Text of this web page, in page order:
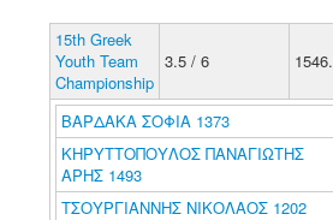
15th Greek
Youth Team
Championship
3.5 / 6
ΒΑΡΔΑΚΑ ΣΟΦΙΑ 1373
ΚΗΡΥΤΤΟΠΟΥΛΟΣ ΠΑΝΑΓΙΩΤΗΣ
ΑΡΗΣ 1493
ΤΣΟΥΡΓΙΑΝΝΗΣ ΝΙΚΟΛΑΟΣ 1202